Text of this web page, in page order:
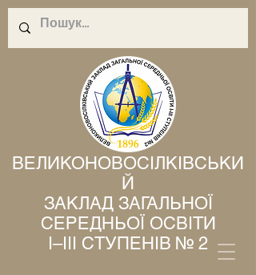
ВЕЛИКОНОВОСІЛКІВСЬКИ
Й
ЗАКЛАД ЗАГАЛЬНОЇ
СЕРЕДНЬОЇ ОСВІТИ
І–ІІІ СТУПЕНІВ № 2